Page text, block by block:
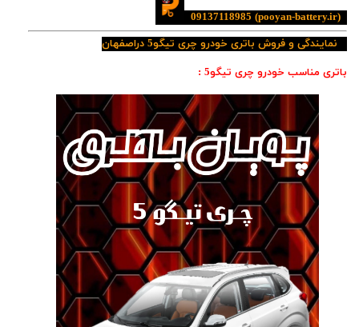
(pooyan-battery.ir)
09137118985
نمایندگی و فروش باتری خودرو چری تیگو5 دراصفهان
باتری مناسب خودرو چری تیگو5 :